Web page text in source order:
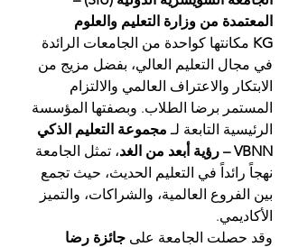
المعتمدة من وزارة التعليم والعلوم
KG مكانتها كواحدة من الجامعات الرائدة
في مجال التعليم العالي، بفضل مزيج من
الابتكار والاعتراف العالمي والالتزام
المستمر برضا الطلاب. وبصفتها المؤسسة
الرئيسية التابعة لـ مجموعة التعليم الذكي
VBNN – رؤية أبعد من الغد
، تمثل الجامعة
نهجاً رائداً في التعليم الحديث، حيث تجمع
بين الفروع العالمية، والشراكات، والتميز
الأكاديمي.
وقد حصلت الجامعة على جائزة رضا